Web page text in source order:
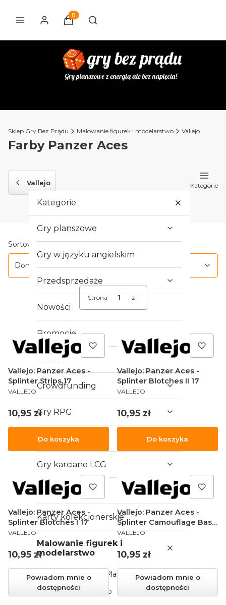
Produkty w koszyku: 0. Zobacz szczegóły
Otwórz wyszukiwarkę
Sklep Gry Bez Prądu Malowanie figurek i modelarstwo Vallejo
Farby Panzer Aces
Vallejo Kategorie
Kategorie
Gry planszowe
Gry w języku angielskim
Przedsprzedaże
Nowości
Promocje
Outlet
Crowdfunding
Gry RPG
Gry bitewne
Gry karciane LCG
Gry karciane TCG
Karty kolekcjonerskie
Malowanie figurek i
modelarstwo
AK Interactive - Playmarkers
Games Workshop
Lista produktów
Sortowanie:Domyślne
Domyślne
Strona z 1
Vallejo: Panzer Aces -
Splinter Strips 17
PRODUCENT
VALLEJO
Cena
10,95 zł
Do koszyka
Vallejo: Panzer Aces -
Splinter Blotches II 17
PRODUCENT
VALLEJO
Cena
10,95 zł
Do koszyka
Vallejo: Panzer Aces -
Splinter Blotches I 17
PRODUCENT
VALLEJO
Cena
10,95 zł
Powiadom mnie o
dostępności
Vallejo: Panzer Aces -
Splinter Camouflage Base
17
PRODUCENT
VALLEJO
Cena
10,95 zł
Powiadom mnie o
dostępności